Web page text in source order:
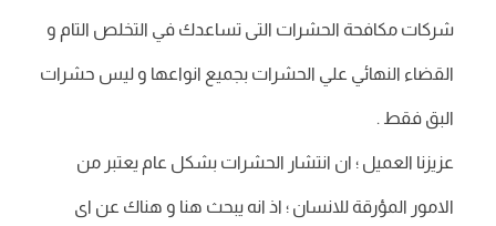
شركات مكافحة الحشرات التى تساعدك في التخلص التام و
القضاء النهائي علي الحشرات بجميع انواعها و ليس حشرات
البق فقط .
عزيزنا العميل ؛ ان انتشار الحشرات بشكل عام يعتبر من
الامور المؤرقة للانسان ؛ اذ انه يبحث هنا و هناك عن اى